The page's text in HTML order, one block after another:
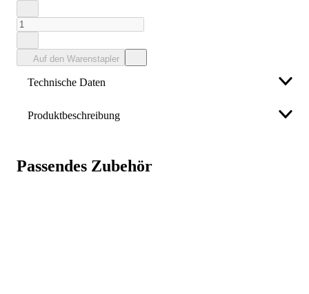
Auf den Warenstapler
Technische Daten
Produktbeschreibung
technische Eigenschaften: · Breite: 70mm · Länge:
80mm · Höhe: 1mm
Passendes Zubehör